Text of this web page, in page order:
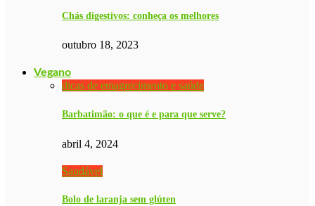
Chás digestivos: conheça os melhores
outubro 18, 2023
Vegano
dicas de emagrecimento e saúde
Barbatimão: o que é e para que serve?
abril 4, 2024
Saudável
Bolo de laranja sem glúten